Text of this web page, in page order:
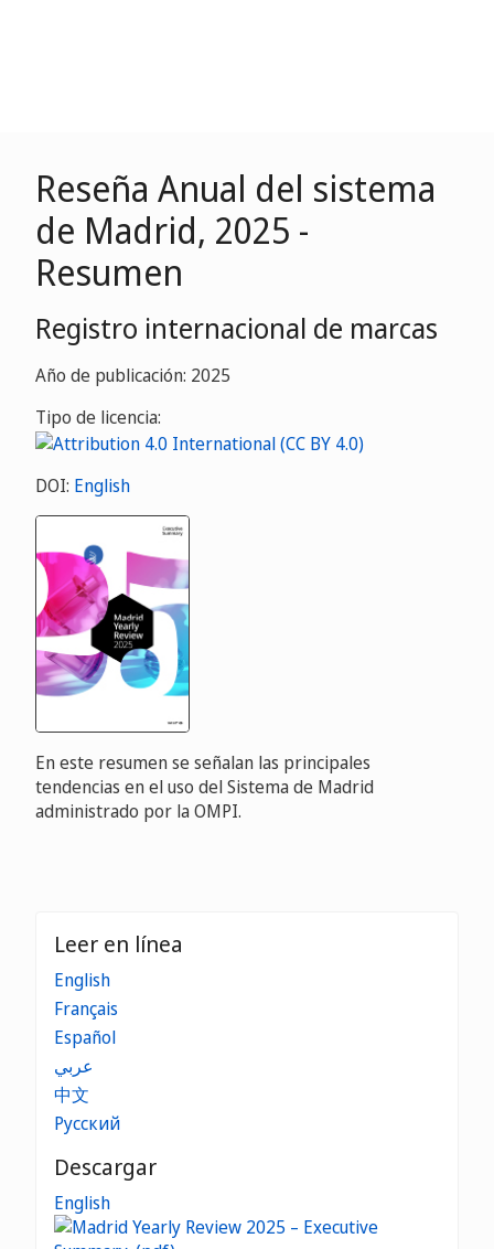
Reseña Anual del sistema
de Madrid, 2025 -
Resumen
Registro internacional de marcas
Año de publicación: 2025
Tipo de licencia:
DOI: English
En este resumen se señalan las principales
tendencias en el uso del Sistema de Madrid
administrado por la OMPI.
Leer en línea
English
Français
Español
عربي
中文
Русский
Descargar
English